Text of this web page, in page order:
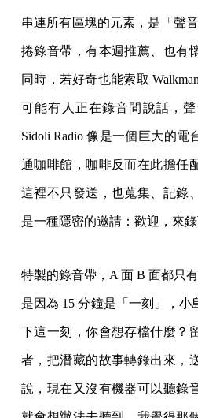
串連所有區塊的元素，是「聲
捲錄音帶，有本週推薦、也有
同時，若好奇也能索取
可能有人正在錄音間說話，
Sidoli Radio 像是一個巨大的
通咖啡館，咖啡反而在此擔任
這裡不只發送，也蒐集、記錄
是一種隱密的邀請：歡迎，來錄
特製的錄音帶，A 面 B 面都只
是因為 15 分鐘是「一刻」，小
下這一刻，你會想存檔什麼？
者，把潛藏的故事轉錄出來，
說，現在又沒有機器可以聽錄